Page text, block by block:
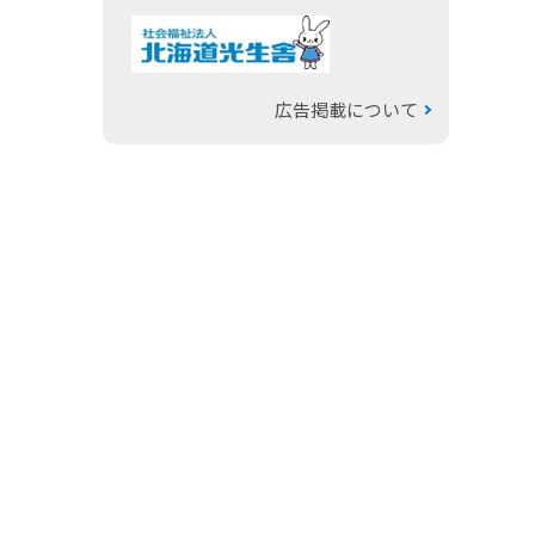
広告掲載について